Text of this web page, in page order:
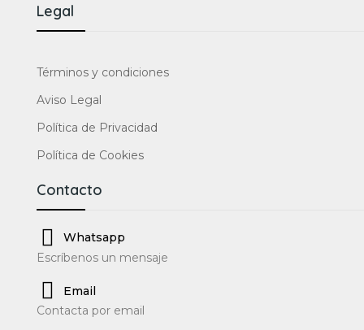
Legal
Términos y condiciones
Aviso Legal
Política de Privacidad
Política de Cookies
Contacto
Whatsapp
Escríbenos un mensaje
Email
Contacta por email